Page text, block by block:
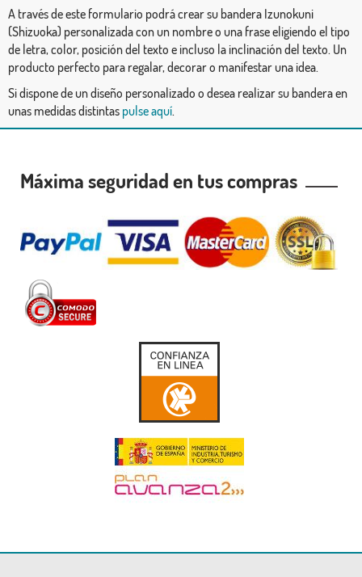
A través de este formulario podrá crear su bandera Izunokuni
(Shizuoka) personalizada con un nombre o una frase eligiendo el tipo
de letra, color, posición del texto e incluso la inclinación del texto. Un
producto perfecto para regalar, decorar o manifestar una idea.
Si dispone de un diseño personalizado o desea realizar su bandera en
unas medidas distintas pulse aquí.
Máxima seguridad en tus compras